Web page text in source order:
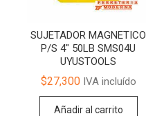
SUJETADOR MAGNETICO
P/S 4″ 50LB SMS04U
UYUSTOOLS
$27,300IVA incluído
Añadir al carrito